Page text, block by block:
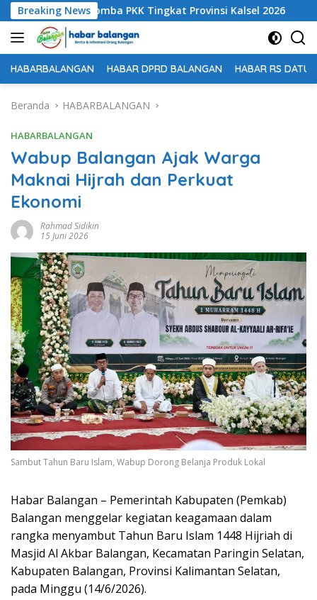
Langsung
ke
konten
Breaking News
Dua Lomba PKK Tingkat Provinsi Kalsel 2026
HABARBALANGAN HABAR DPRD BALANGAN HABAR RS DATU
Beranda HABARBALANGAN
HABARBALANGAN
Wabup Balangan Ajak Warga
Maknai Hijrah dan Perkuat
Ekonomi
Rahmad Sidikin
15 Juni 2026
Sambut Tahun Baru Islam, Wabup Dorong Belanja Produk Lokal
Habar Balangan – Pemerintah Kabupaten (Pemkab)
Balangan menggelar kegiatan keagamaan dalam
rangka menyambut Tahun Baru Islam 1448 Hijriah di
Masjid Al Akbar Balangan, Kecamatan Paringin Selatan,
Kabupaten Balangan, Provinsi Kalimantan Selatan,
pada Minggu (14/6/2026).